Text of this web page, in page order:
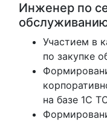
Инженер по
Участием в
по закупке
на базе 1С